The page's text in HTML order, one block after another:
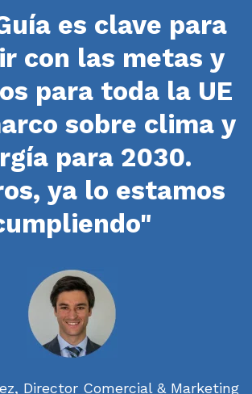
es clave para
con las metas y
para toda la UE
sobre clima y
para 2030.
ya lo estamos
Director Comercial & Marketing